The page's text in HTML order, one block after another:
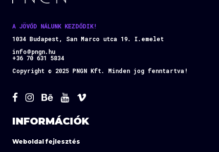
A JÖVŐD NÁLUNK KEZDŐDIK!
1034 Budapest, San Marco utca 19. I.emelet
info@pngn.hu
+36 70 631 5834
Copyright © 2025 PNGN Kft. Minden jog fenntartva!
INFORMÁCIÓK
Weboldal fejlesztés